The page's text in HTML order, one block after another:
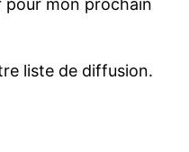
pour mon prochain
liste de diffusion.